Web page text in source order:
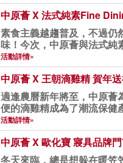
中原薈 X 法式純素Fine
素食主義越趨普及，不過仍
味！今次，中原薈與法式
活動詳情»
中原薈 X 王朝滴雞精 賀年
適逢農曆新年將至，中原薈
便的滴雞精成為了潮流保健
惠，適...
活動詳情»
中原薈 X 歐化寶 寢具品牌
冬天來臨，總是想躲在暖笠